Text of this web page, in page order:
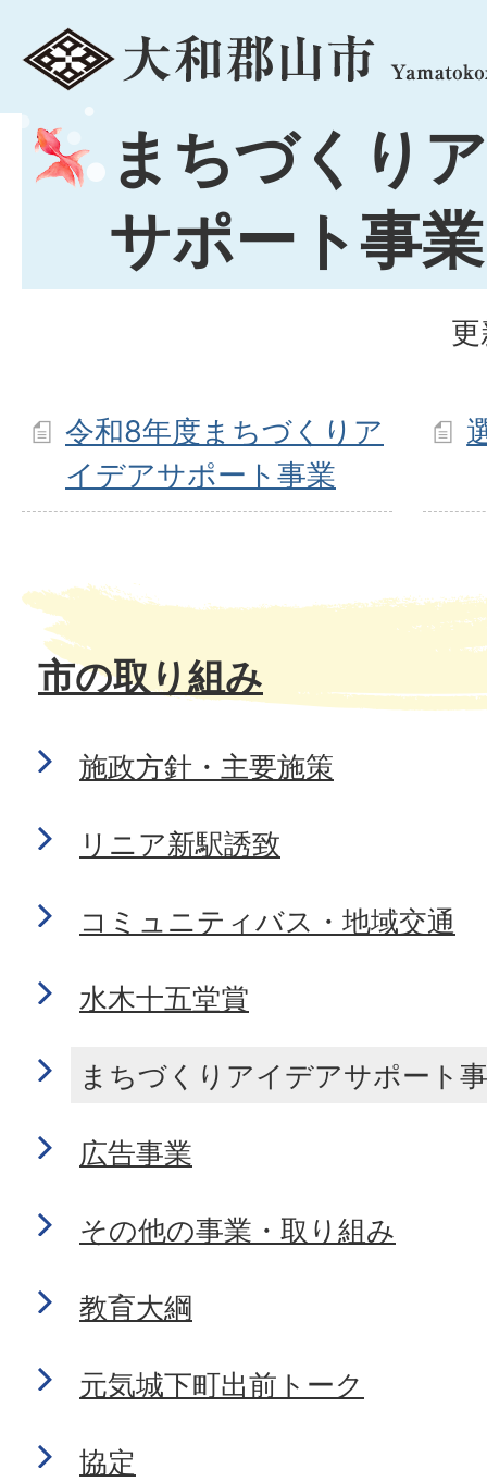
menu
まちづくり
サポート事業
令和8年度まちづくりア
イデアサポート事業
市の取り組み
施政方針・主要施策
リニア新駅誘致
コミュニティバス・地域交通
水木十五堂賞
まちづくりアイデアサポート
広告事業
その他の事業・取り組み
教育大綱
元気城下町出前トーク
協定